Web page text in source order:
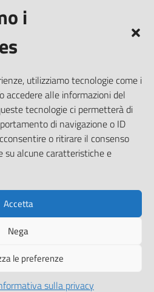
i
utilizziamo tecnologie come i
accedere alle informazioni del
tecnologie ci permetterà di
di navigazione o ID
o ritirare il consenso
su alcune caratteristiche e
Accetta
Nega
le preferenze
sulla privacy